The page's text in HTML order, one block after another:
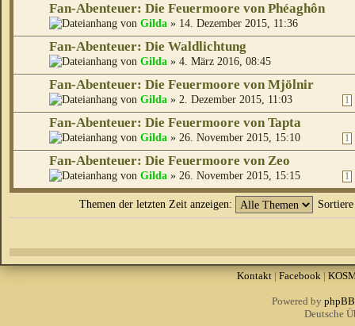
Fan-Abenteuer: Die Feuermoore von Phéaghôn
von Gilda » 14. Dezember 2015, 11:36
Fan-Abenteuer: Die Waldlichtung
von Gilda » 4. März 2016, 08:45
Fan-Abenteuer: Die Feuermoore von Mjölnir
1
von Gilda » 2. Dezember 2015, 11:03
Fan-Abenteuer: Die Feuermoore von Tapta
1
von Gilda » 26. November 2015, 15:10
Fan-Abenteuer: Die Feuermoore von Zeo
1
von Gilda » 26. November 2015, 15:15
Themen der letzten Zeit anzeigen:
Kontakt| Facebook|
Powered by phpBB
Deutsche